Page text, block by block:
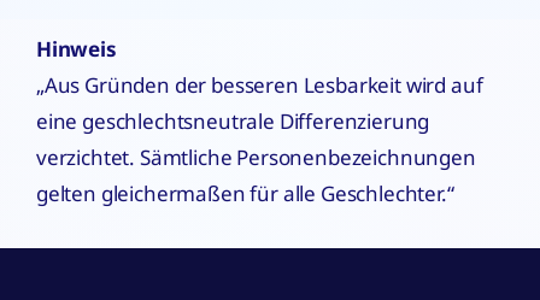
Hinweis
„Aus Gründen der besseren Lesbarkeit wird auf
eine geschlechtsneutrale Differenzierung
verzichtet. Sämtliche Personenbezeichnungen
gelten gleichermaßen für alle Geschlechter.“